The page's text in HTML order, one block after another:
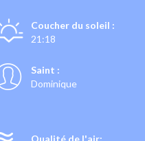
Coucher du soleil :
21:18
Saint :
Dominique
Qualité de l'air: